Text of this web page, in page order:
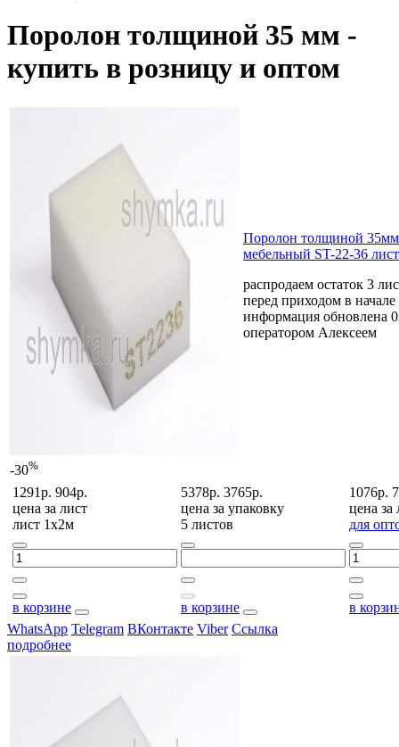
Поролон толщиной 35 мм -
купить в розницу и оптом
-30%
Поролон толщиной 35мм
мебельный ST-22-36
распродаем остаток 3
перед приходом в начале
информация обновлена
оператором Алексеем
1291р. 904р.
цена за лист
лист 1х2м
в корзине
5378р. 3765р.
цена за упаковку
5 листов
в корзине
1076р.
цена за
для
в
WhatsApp Telegram ВКонтакте Viber Ссылка
подробнее